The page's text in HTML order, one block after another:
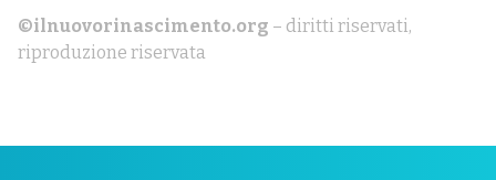
©ilnuovorinascimento.org – diritti riservati,
riproduzione riservata